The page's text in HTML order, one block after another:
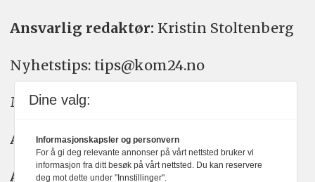
Ansvarlig redaktør: Kristin Stoltenberg
Nyhetstips: tips@kom24.no
Meninger: meninger@kom24.no
Annonse: annonse@watchmedia.no
Abonnement:kom24@watchmedia.no
Dine valg:
Informasjonskapsler og personvern
For å gi deg relevante annonser på vårt nettsted bruker vi
informasjon fra ditt besøk på vårt nettsted. Du kan reservere
deg mot dette under "Innstillinger".